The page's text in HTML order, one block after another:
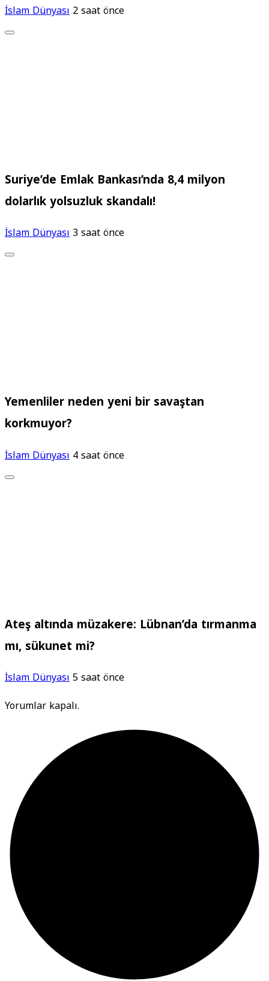
İslam Dünyası2 saat önce
Suriye’de Emlak Bankası’nda 8,4 milyon
dolarlık yolsuzluk skandalı!
İslam Dünyası3 saat önce
Yemenliler neden yeni bir savaştan
korkmuyor?
İslam Dünyası4 saat önce
Ateş altında müzakere: Lübnan’da tırmanma
mı, sükunet mi?
İslam Dünyası5 saat önce
Yorumlar kapalı.